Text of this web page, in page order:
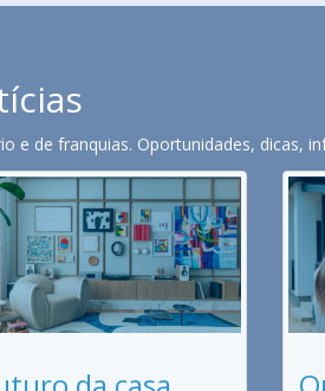
e de franquias. Oportunidades, dicas,